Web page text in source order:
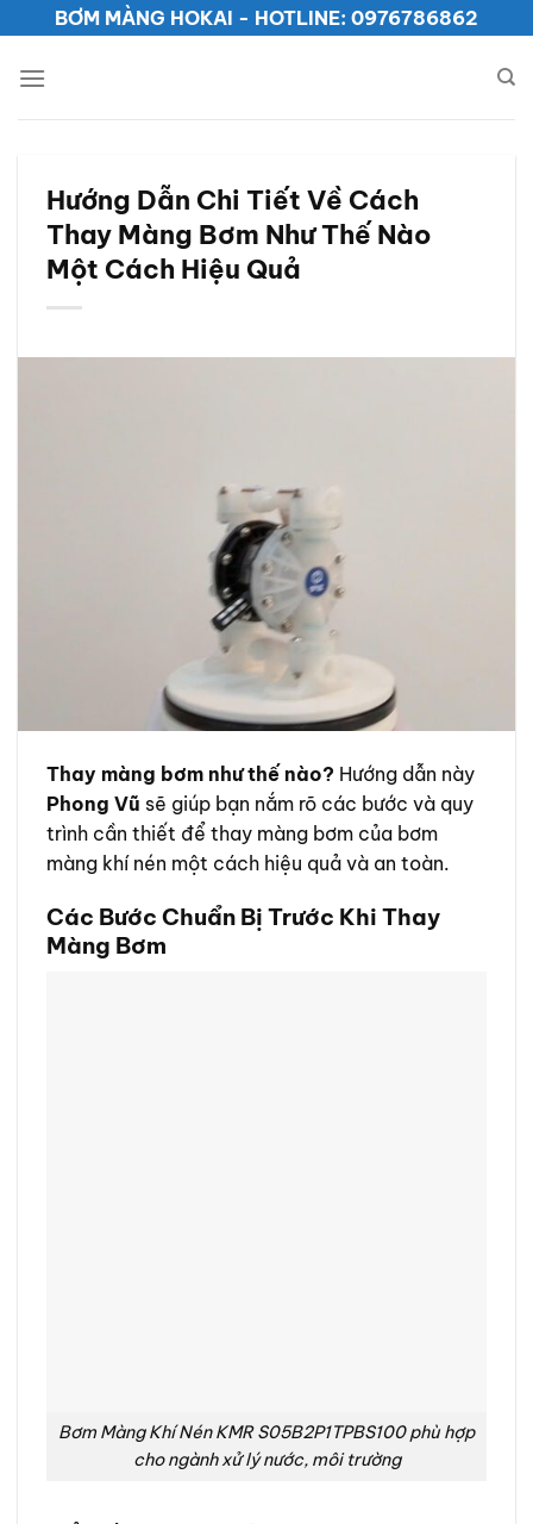
qua
nội
BƠM MÀNG HOKAI - HOTLINE: 0976786862
Hướng Dẫn Chi Tiết Về Cách
Thay Màng Bơm Như Thế Nào
Một Cách Hiệu Quả
Thay màng bơm như thế nào? Hướng dẫn này
Phong Vũ sẽ giúp bạn nắm rõ các bước và quy
trình cần thiết để thay màng bơm của bơm
màng khí nén một cách hiệu quả và an toàn.
Các Bước Chuẩn Bị Trước Khi Thay
Màng Bơm
Bơm Màng Khí Nén KMR S05B2P1TPBS100 phù hợp
cho ngành xử lý nước, môi trường